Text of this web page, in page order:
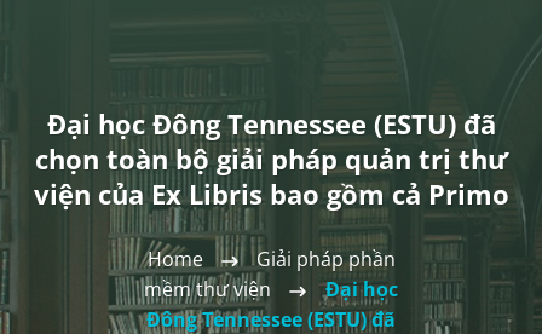
Đại học Đông Tennessee (ESTU) đã
chọn toàn bộ giải pháp quản trị thư
viện của Ex Libris bao gồm cả Primo
Home
Giải pháp phần
mềm thư viện
Đại học
Đông Tennessee (ESTU) đã